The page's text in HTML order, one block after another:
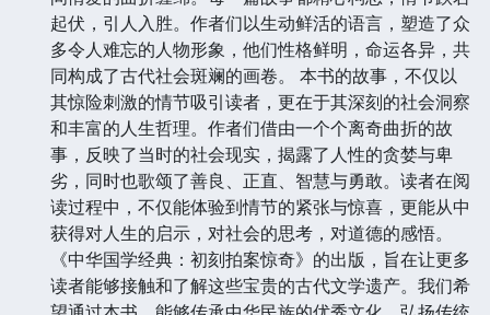
起伏，引人入胜。作者们以生动鲜活的语言，塑造了众
多令人难忘的人物形象，他们性格鲜明，命运各异，共
同构成了古代社会斑斓的画卷。 本书的故事，不仅以
其惊险刺激的情节吸引读者，更在于其深刻的社会洞察
和丰富的人生哲理。作者们借由一个个离奇曲折的故
事，反映了当时的社会现实，揭露了人性的贪婪与卑
劣，同时也歌颂了善良、正直、智慧与勇敢。读者在阅
读过程中，不仅能体验到情节的紧张与惊喜，更能从中
获得对人生的启示，对社会的思考，对道德的感悟。
《中华国学经典：初刻拍案惊奇》的出版，旨在让更多
读者能够接触和了解这些宝贵的古代文学遗产。我们希